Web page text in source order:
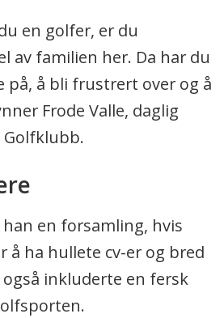
en golfer, er du
av familien her. Da har du
på, å bli frustrert over og å
Frode Valle, daglig
Golfklubb.
han en forsamling, hvis
å ha hullete cv-er og bred
inkluderte en fersk